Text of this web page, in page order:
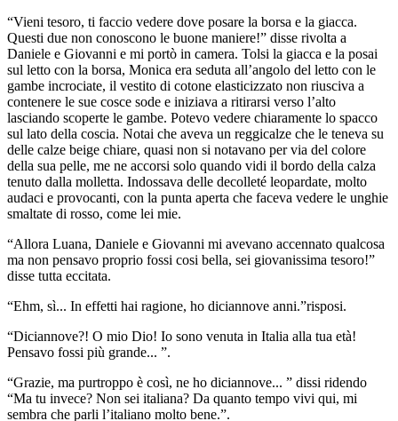
“Vieni tesoro, ti faccio vedere dove posare la borsa e la giacca.
Questi due non conoscono le buone maniere!” disse rivolta a
Daniele e Giovanni e mi portò in camera. Tolsi la giacca e la posai
sul letto con la borsa, Monica era seduta all’angolo del letto con le
gambe incrociate, il vestito di cotone elasticizzato non riusciva a
contenere le sue cosce sode e iniziava a ritirarsi verso l’alto
lasciando scoperte le gambe. Potevo vedere chiaramente lo spacco
sul lato della coscia. Notai che aveva un reggicalze che le teneva su
delle calze beige chiare, quasi non si notavano per via del colore
della sua pelle, me ne accorsi solo quando vidi il bordo della calza
tenuto dalla molletta. Indossava delle decolleté leopardate, molto
audaci e provocanti, con la punta aperta che faceva vedere le unghie
smaltate di rosso, come lei mie.
“Allora Luana, Daniele e Giovanni mi avevano accennato qualcosa
ma non pensavo proprio fossi cosi bella, sei giovanissima tesoro!”
disse tutta eccitata.
“Ehm, sì... In effetti hai ragione, ho diciannove anni.”risposi.
“Diciannove?! O mio Dio! Io sono venuta in Italia alla tua età!
Pensavo fossi più grande... ”.
“Grazie, ma purtroppo è così, ne ho diciannove... ” dissi ridendo
“Ma tu invece? Non sei italiana? Da quanto tempo vivi qui, mi
sembra che parli l’italiano molto bene.”.